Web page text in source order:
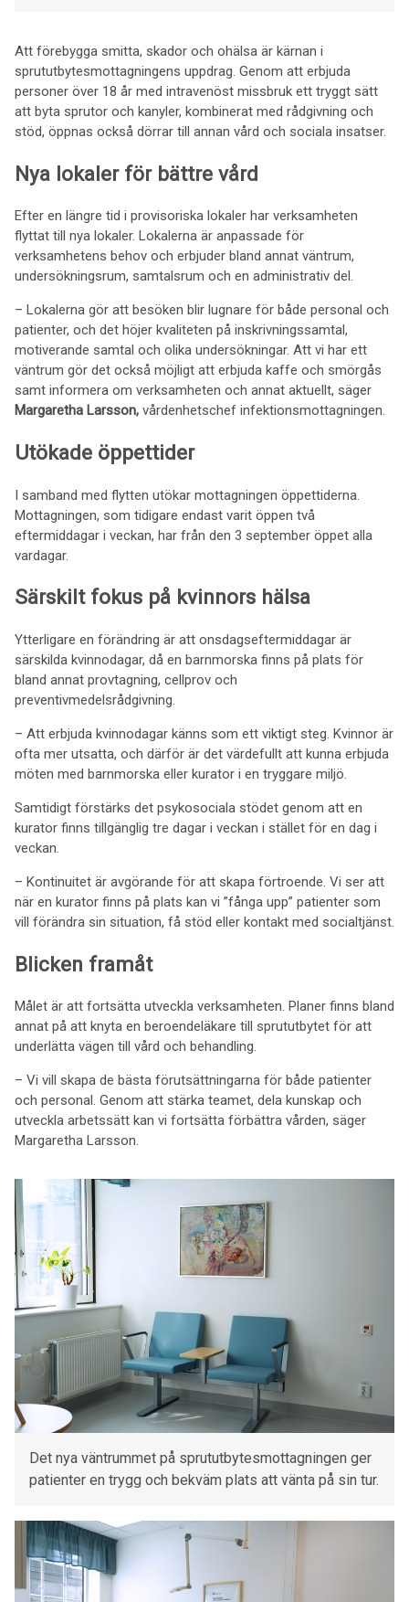
Att förebygga smitta, skador och ohälsa är kärnan i
sprututbytesmottagningens uppdrag. Genom att erbjuda
personer över 18 år med intravenöst missbruk ett tryggt sätt
att byta sprutor och kanyler, kombinerat med rådgivning och
stöd, öppnas också dörrar till annan vård och sociala insatser.
Nya lokaler för bättre vård
Efter en längre tid i provisoriska lokaler har verksamheten
flyttat till nya lokaler. Lokalerna är anpassade för
verksamhetens behov och erbjuder bland annat väntrum,
undersökningsrum, samtalsrum och en administrativ del.
– Lokalerna gör att besöken blir lugnare för både personal och
patienter, och det höjer kvaliteten på inskrivningssamtal,
motiverande samtal och olika undersökningar. Att vi har ett
väntrum gör det också möjligt att erbjuda kaffe och smörgås
samt informera om verksamheten och annat aktuellt, säger
Margaretha Larsson, vårdenhetschef infektionsmottagningen.
Utökade öppettider
I samband med flytten utökar mottagningen öppettiderna.
Mottagningen, som tidigare endast varit öppen två
eftermiddagar i veckan, har från den 3 september öppet alla
vardagar.
Särskilt fokus på kvinnors hälsa
Ytterligare en förändring är att onsdagseftermiddagar är
särskilda kvinnodagar, då en barnmorska finns på plats för
bland annat provtagning, cellprov och
preventivmedelsrådgivning.
– Att erbjuda kvinnodagar känns som ett viktigt steg. Kvinnor är
ofta mer utsatta, och därför är det värdefullt att kunna erbjuda
möten med barnmorska eller kurator i en tryggare miljö.
Samtidigt förstärks det psykosociala stödet genom att en
kurator finns tillgänglig tre dagar i veckan i stället för en dag i
veckan.
– Kontinuitet är avgörande för att skapa förtroende. Vi ser att
när en kurator finns på plats kan vi ”fånga upp” patienter som
vill förändra sin situation, få stöd eller kontakt med socialtjänst.
Blicken framåt
Målet är att fortsätta utveckla verksamheten. Planer finns bland
annat på att knyta en beroendeläkare till sprututbytet för att
underlätta vägen till vård och behandling.
– Vi vill skapa de bästa förutsättningarna för både patienter
och personal. Genom att stärka teamet, dela kunskap och
utveckla arbetssätt kan vi fortsätta förbättra vården, säger
Margaretha Larsson.
Det nya väntrummet på sprututbytesmottagningen ger
patienter en trygg och bekväm plats att vänta på sin tur.